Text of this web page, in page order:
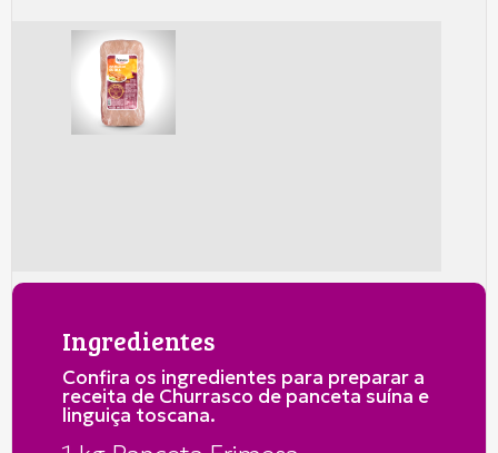
Ingredientes
Confira os ingredientes para preparar a
receita de Churrasco de panceta suína e
linguiça toscana.